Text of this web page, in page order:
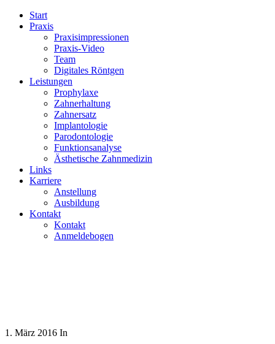
Start
Praxis
Praxisimpressionen
Praxis-Video
Team
Digitales Röntgen
Leistungen
Prophylaxe
Zahnerhaltung
Zahnersatz
Implantologie
Parodontologie
Funktionsanalyse
Ästhetische Zahnmedizin
Links
Karriere
Anstellung
Ausbildung
Kontakt
Kontakt
Anmeldebogen
1. März 2016 In